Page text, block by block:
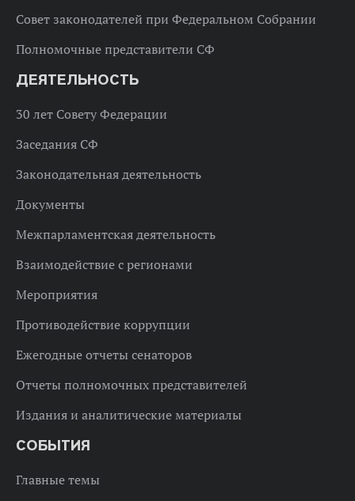
Совет законодателей при Федеральном Собрании
Полномочные представители СФ
ДЕЯТЕЛЬНОСТЬ
30 лет Совету Федерации
Заседания СФ
Законодательная деятельность
Документы
Межпарламентская деятельность
Взаимодействие с регионами
Мероприятия
Противодействие коррупции
Ежегодные отчеты сенаторов
Отчеты полномочных представителей
Издания и аналитические материалы
СОБЫТИЯ
Главные темы